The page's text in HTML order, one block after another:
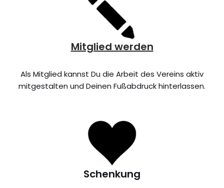
Mitglied werden
Als Mitglied kannst Du die Arbeit des Vereins aktiv
mitgestalten und Deinen Fußabdruck hinterlassen.
Schenkung